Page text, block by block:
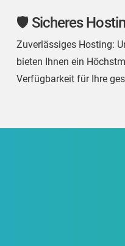
🛡️ Sicheres
Zuverlässiges Hosting:
bieten Ihnen ein
Verfügbarkeit für Ihre